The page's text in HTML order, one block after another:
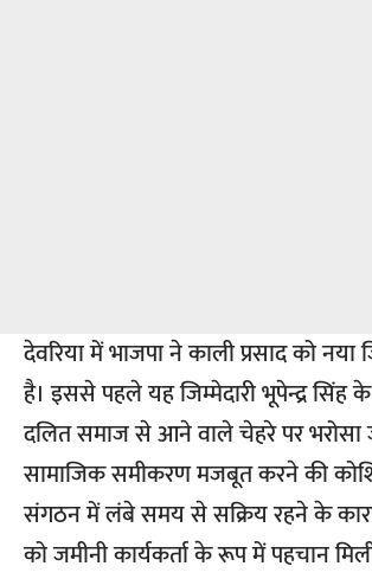
देवरिया में भाजपा ने काली प्रसाद को नया
है। इससे पहले यह जिम्मेदारी भूपेन्द्र सिंह के
दलित समाज से आने वाले चेहरे पर भरोसा
सामाजिक समीकरण मजबूत करने की
संगठन में लंबे समय से सक्रिय रहने के
को जमीनी कार्यकर्ता के रूप में पहचान